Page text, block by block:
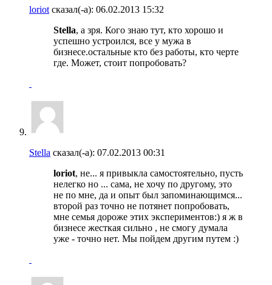
loriot сказал(-а): 06.02.2013 15:32
Stella, а зря. Кого знаю тут, кто хорошо и
успешно устроился, все у мужа в
бизнесе.остальные кто без работы, кто черте
где. Может, стоит попробовать?
Stella сказал(-а): 07.02.2013 00:31
loriot, не... я привыкла самостоятельно, пусть
нелегко но ... сама, не хочу по другому, это
не по мне, да и опыт был запоминающимся...
второй раз точно не потянет попробовать,
мне семья дороже этих экспериментов:) я ж в
бизнесе жесткая сильно , не смогу думала
уже - точно нет. Мы пойдем другим путем :)